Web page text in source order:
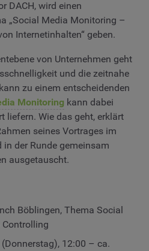
DACH, wird einen
„Social Media Monitoring –
Internetinhalten“ geben.
von Unternehmen geht
und die zeitnahe
zu einem entscheidenden
Monitoring kann dabei
liefern. Wie das geht, erklärt
seines Vortrages im
der Runde gemeinsam
ausgetauscht.
Böblingen, Thema Social
12:00 – ca.